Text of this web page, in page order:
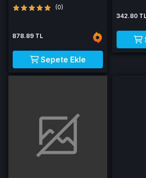
(0)
878.89 TL
Sepete Ekle
342.80